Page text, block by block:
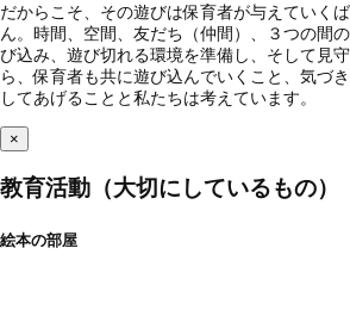
だからこそ、その遊びは保育者が与えていく
ん。時間、空間、友だち（仲間）、３つの間
び込み、遊び切れる環境を準備し、そして見
ら、保育者も共に遊び込んでいくこと、気づ
してあげることと私たちは考えています。
×
教育活動（大切にしているもの）
絵本の部屋